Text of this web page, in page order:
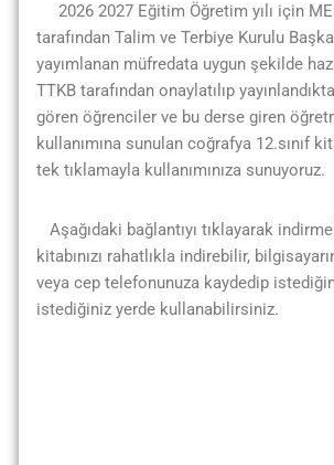
2026 2027 Eğitim Öğretim yılı için
tarafından Talim ve Terbiye Kurulu
yayımlanan müfredata uygun şekilde
TTKB tarafından onaylatılıp
gören öğrenciler ve bu derse giren
kullanımına sunulan coğrafya 12.sınıf
tek tıklamayla kullanımınıza sunuyoruz.
Aşağıdaki bağlantıyı tıklayarak
kitabınızı rahatlıkla indirebilir,
veya cep telefonunuza kaydedip
istediğiniz yerde kullanabilirsiniz.